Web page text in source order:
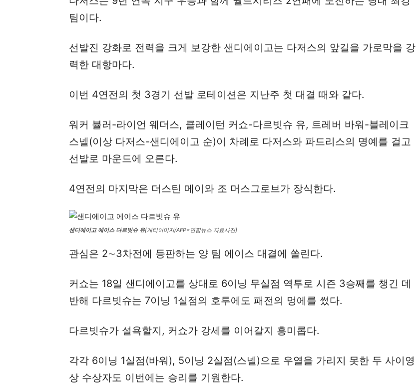
팀이다.
선발진 강화로 전력을 크게 보강한 샌디에이고는 다저스의 앞길을 가로막을 강
력한 대항마다.
이번 4연전의 첫 3경기 선발 로테이션은 지난주 첫 대결 때와 같다.
워커 뷸러-라이언 웨더스, 클레이턴 커쇼-다르빗슈 유, 트레버 바워-블레이크
스넬(이상 다저스-샌디에이고 순)이 차례로 다저스와 파드리스의 명예를 걸고
선발로 마운드에 오른다.
4연전의 마지막은 더스틴 메이와 조 머스그로브가 장식한다.
샌디에이고 에이스 다르빗슈 유[게티이미지/AFP=연합뉴스 자료사진]
관심은 2∼3차전에 등판하는 양 팀 에이스 대결에 쏠린다.
커쇼는 18일 샌디에이고를 상대로 6이닝 무실점 역투로 시즌 3승째를 챙긴 데
반해 다르빗슈는 7이닝 1실점의 호투에도 패전의 멍에를 썼다.
다르빗슈가 설욕할지, 커쇼가 강세를 이어갈지 흥미롭다.
각각 6이닝 1실점(바워), 5이닝 2실점(스넬)으로 우열을 가리지 못한 두 사이영
상 수상자도 이번에는 승리를 기원한다.